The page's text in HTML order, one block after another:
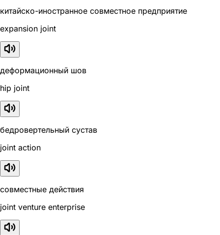
китайско-иностранное совместное предприятие
expansion joint
деформационный шов
hip joint
бедровертельный сустав
joint action
совместные действия
joint venture enterprise